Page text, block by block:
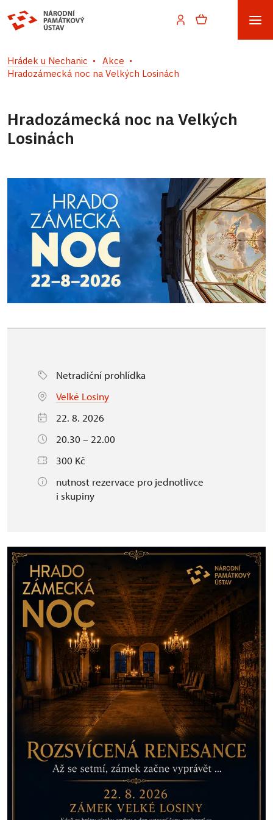
Hrádek u Nechanic
Akce
Hradozámecká noc na Velkých Losinách
Hradozámecká noc na Velkých
Losinách
Netradiční prohlídka
Velké Losiny
22. 8. 2026
20.30 – 22.00
300 Kč
nutnost rezervace pro jednotlivce
i skupiny